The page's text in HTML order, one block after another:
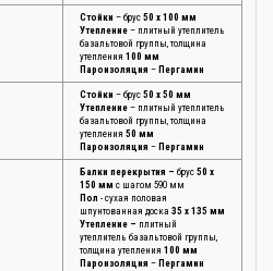
Стойки – брус 50 х 100 мм
Утепление – плитный утеплитель
базальтовой группы, толщина
утепления 100 мм
Пароизоляция – Пергамин
Стойки – брус 50 х 50 мм
Утепление – плитный утеплитель
базальтовой группы, толщина
утепления 50 мм
Пароизоляция – Пергамин
Балки перекрытия – брус 50 х
150 мм с шагом 590 мм
Пол - сухая половая
шпунтованная доска 35 х 135 мм
Утепление – плитный
утеплитель базальтовой группы,
толщина утепления 100 мм
Пароизоляция – Пергамин